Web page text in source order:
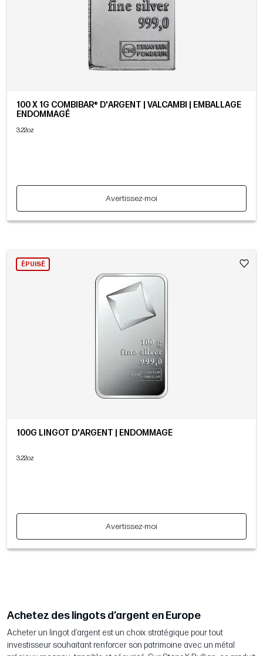
100 X 1G COMBIBAR® D'ARGENT | VALCAMBI | EMBALLAGE
ENDOMMAGÉ
3.22oz
Avertissez-moi
ÉPUISÉ
100G LINGOT D'ARGENT | ENDOMMAGÉ
3.22oz
Avertissez-moi
Achetez des lingots d’argent en Europe
Acheter un lingot d’argent est un choix stratégique pour tout
investisseur souhaitant renforcer son patrimoine avec un métal